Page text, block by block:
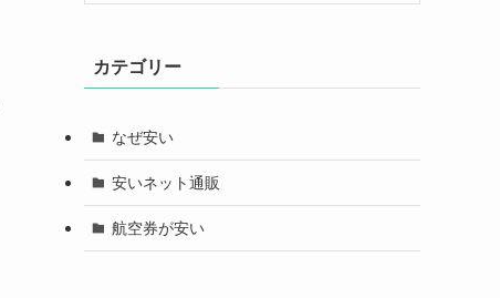
カテゴリー
なぜ安い
安いネット通販
航空券が安い